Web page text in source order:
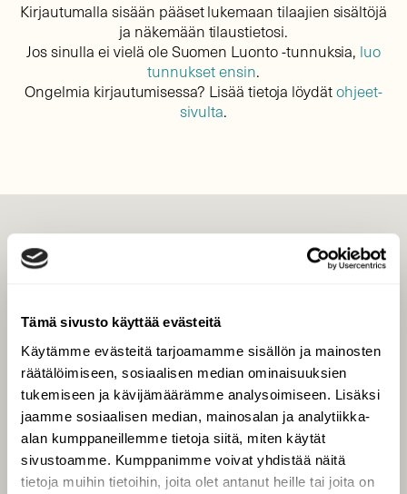
Tämä sivusto käyttää evästeitä
Käytämme evästeitä tarjoamamme sisällön ja mainosten
räätälöimiseen, sosiaalisen median ominaisuuksien
tukemiseen ja kävijämäärämme analysoimiseen. Lisäksi
jaamme sosiaalisen median, mainosalan ja analytiikka-
alan kumppaneillemme tietoja siitä, miten käytät
sivustoamme. Kumppanimme voivat yhdistää näitä
tietoja muihin tietoihin, joita olet antanut heille tai joita on
Kirjautumalla sisään pääset lukemaan tilaajien sisältöjä
ja näkemään tilaustietosi.
Jos sinulla ei vielä ole Suomen Luonto -tunnuksia, luo
tunnukset ensin.
Ongelmia kirjautumisessa? Lisää tietoja löydätohjeet-
sivulta.
Tilaa digilukuoikeus
Äänestä parasta juttua
Tilaa uutiskirje
SUOMEN LUONNON­
SUOJELU­LIITTO